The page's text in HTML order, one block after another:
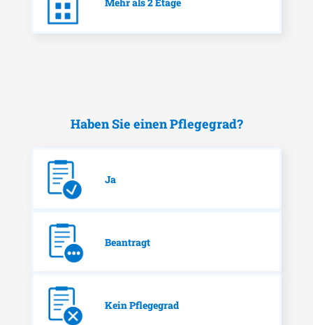
Haben Sie einen Pflegegrad?
Ja
Beantragt
Kein Pflegegrad